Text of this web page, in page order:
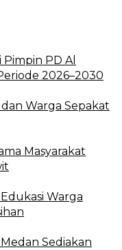
PD Al
2026–2030
dan Warga Sepakat
Masyarakat
Warga
Sediakan